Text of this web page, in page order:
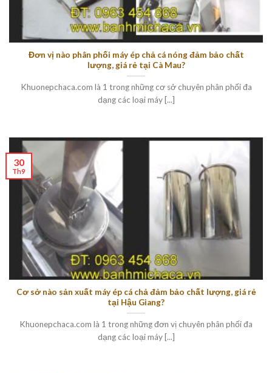
Đơn vị nào phân phối máy ép chả cá nóng đảm bảo chất
lượng, giá rẻ tại Cà Mau?
Khuonepchaca.com là 1 trong những cơ sở chuyên phân phối đa
dạng các loại máy [...]
Cơ sở nào sản xuất máy ép cá chả đảm bảo chất lượng, giá rẻ
tại Hậu Giang?
Khuonepchaca.com là 1 trong những đơn vị chuyên phân phối đa
dạng các loại máy [...]
30
Th9